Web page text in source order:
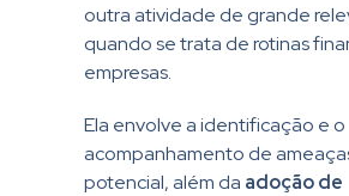
outra atividade de grande
quando se trata de rotinas
empresas.
Ela envolve a identificação e o
acompanhamento de
potencial, além da adoção de